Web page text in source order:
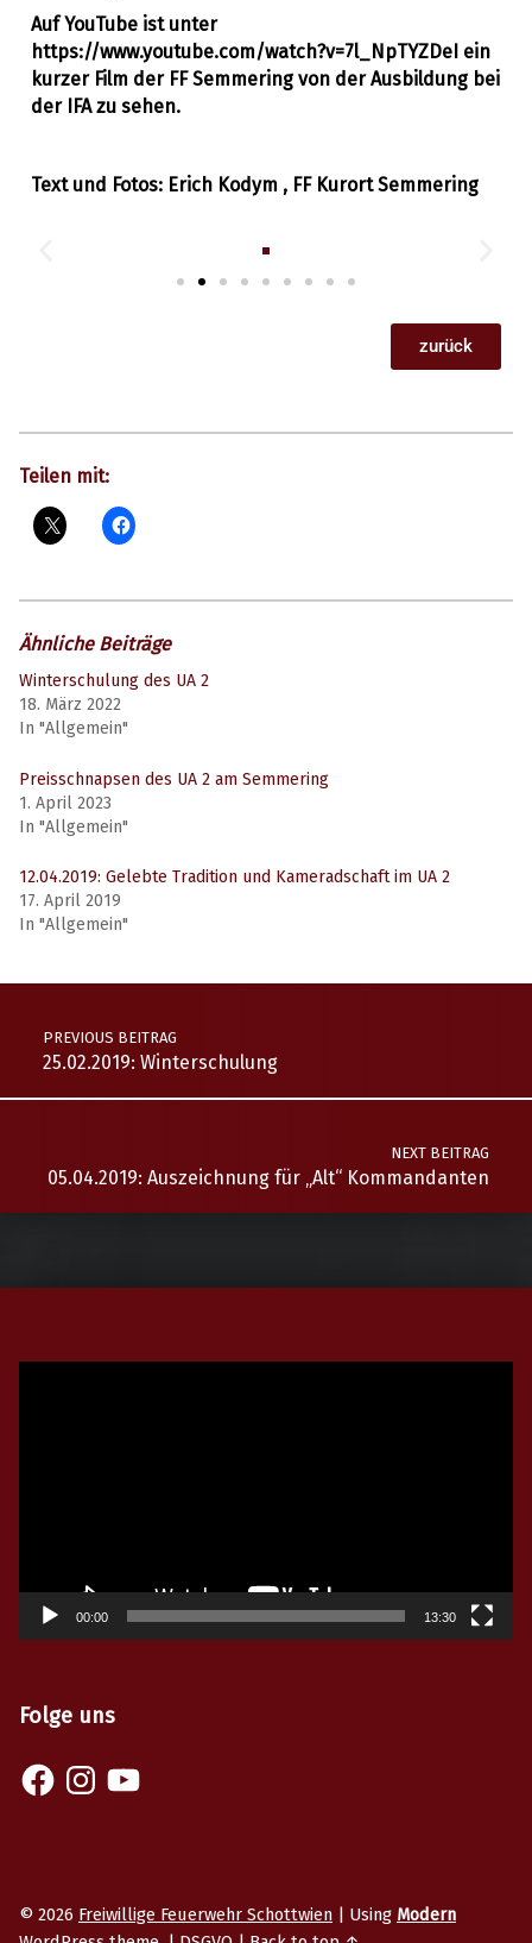
Auf YouTube ist unter
https://www.youtube.com/watch?v=7l_NpTYZDeI ein
kurzer Film der FF Semmering von der Ausbildung bei
der IFA zu sehen.
Text und Fotos: Erich Kodym , FF Kurort Semmering
zurück
Teilen mit:
Ähnliche Beiträge
Winterschulung des UA 2
18. März 2022
In "Allgemein"
Preisschnapsen des UA 2 am Semmering
1. April 2023
In "Allgemein"
12.04.2019: Gelebte Tradition und Kameradschaft im UA 2
17. April 2019
In "Allgemein"
PREVIOUS BEITRAG
25.02.2019: Winterschulung
NEXT BEITRAG
05.04.2019: Auszeichnung für „Alt“ Kommandanten
00:00 13:30
Folge uns
© 2026 Freiwillige Feuerwehr Schottwien | Using Modern